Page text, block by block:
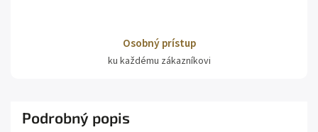
Osobný prístup
ku každému zákazníkovi
Podrobný popis